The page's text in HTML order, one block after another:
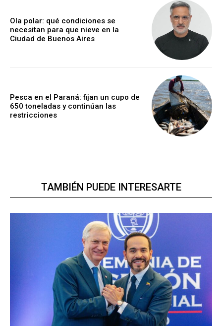
Ola polar: qué condiciones se
necesitan para que nieve en la
Ciudad de Buenos Aires
Pesca en el Paraná: fijan un cupo de
650 toneladas y continúan las
restricciones
TAMBIÉN PUEDE INTERESARTE